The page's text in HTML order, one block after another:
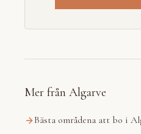
Mer från Algarve
Bästa områdena att bo i